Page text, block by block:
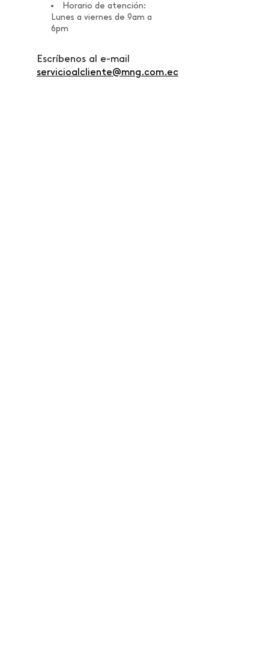
Horario de atención:
Lunes a viernes de 9am a
6pm
Escríbenos al e-mail
servicioalcliente@mng.com.ec